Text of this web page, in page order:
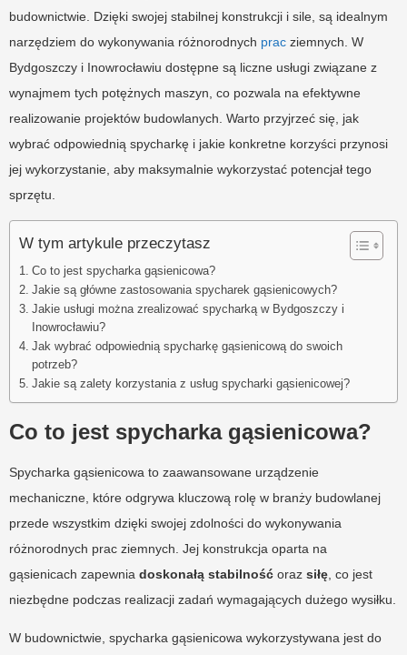
budownictwie. Dzięki swojej stabilnej konstrukcji i sile, są idealnym
narzędziem do wykonywania różnorodnych prac ziemnych. W
Bydgoszczy i Inowrocławiu dostępne są liczne usługi związane z
wynajmem tych potężnych maszyn, co pozwala na efektywne
realizowanie projektów budowlanych. Warto przyjrzeć się, jak
wybrać odpowiednią spycharkę i jakie konkretne korzyści przynosi
jej wykorzystanie, aby maksymalnie wykorzystać potencjał tego
sprzętu.
W tym artykule przeczytasz
Co to jest spycharka gąsienicowa?
Jakie są główne zastosowania spycharek gąsienicowych?
Jakie usługi można zrealizować spycharką w Bydgoszczy i
Inowrocławiu?
Jak wybrać odpowiednią spycharkę gąsienicową do swoich
potrzeb?
Jakie są zalety korzystania z usług spycharki gąsienicowej?
Co to jest spycharka gąsienicowa?
Spycharka gąsienicowa to zaawansowane urządzenie
mechaniczne, które odgrywa kluczową rolę w branży budowlanej
przede wszystkim dzięki swojej zdolności do wykonywania
różnorodnych prac ziemnych. Jej konstrukcja oparta na
gąsienicach zapewnia doskonałą stabilność oraz siłę, co jest
niezbędne podczas realizacji zadań wymagających dużego wysiłku.
W budownictwie, spycharka gąsienicowa wykorzystywana jest do